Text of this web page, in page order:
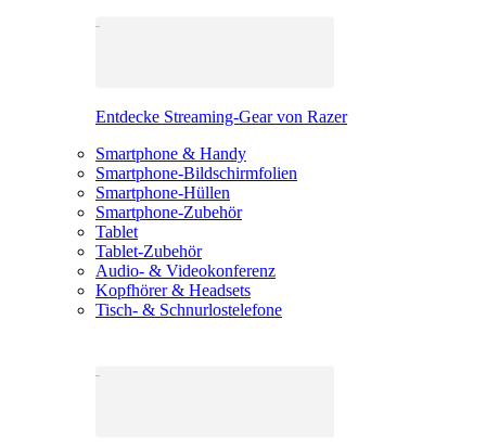
Entdecke Streaming-Gear von Razer
Smartphone & Handy
Smartphone-Bildschirmfolien
Smartphone-Hüllen
Smartphone-Zubehör
Tablet
Tablet-Zubehör
Audio- & Videokonferenz
Kopfhörer & Headsets
Tisch- & Schnurlostelefone